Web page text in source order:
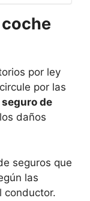
por ley
por las
seguro de
daños
seguros que
las
conductor.